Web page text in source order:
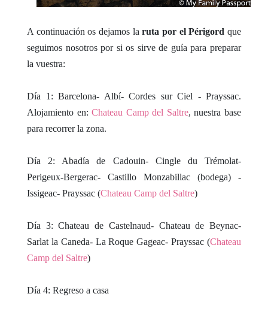
A continuación os dejamos laruta por el Périgord que
seguimos nosotros por si os sirve de guía para preparar
la vuestra:
Día 1: Barcelona- Albí- Cordes sur Ciel - Prayssac.
Alojamiento en:Chateau Camp del Saltre, nuestra base
para recorrer la zona.
Día 2: Abadía de Cadouin- Cingle du Trémolat-
Perigeux-Bergerac- Castillo Monzabillac (bodega) -
Issigeac- Prayssac (Chateau Camp del Saltre)
Día 3: Chateau de Castelnaud- Chateau de Beynac-
Sarlat la Caneda- La Roque Gageac- Prayssac (Chateau
Camp del Saltre)
Día 4: Regreso a casa